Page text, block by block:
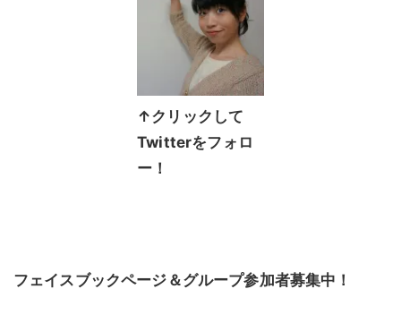
↑クリックして
Twitterをフォロ
ー！
フェイスブックページ＆グループ参加者募集中！